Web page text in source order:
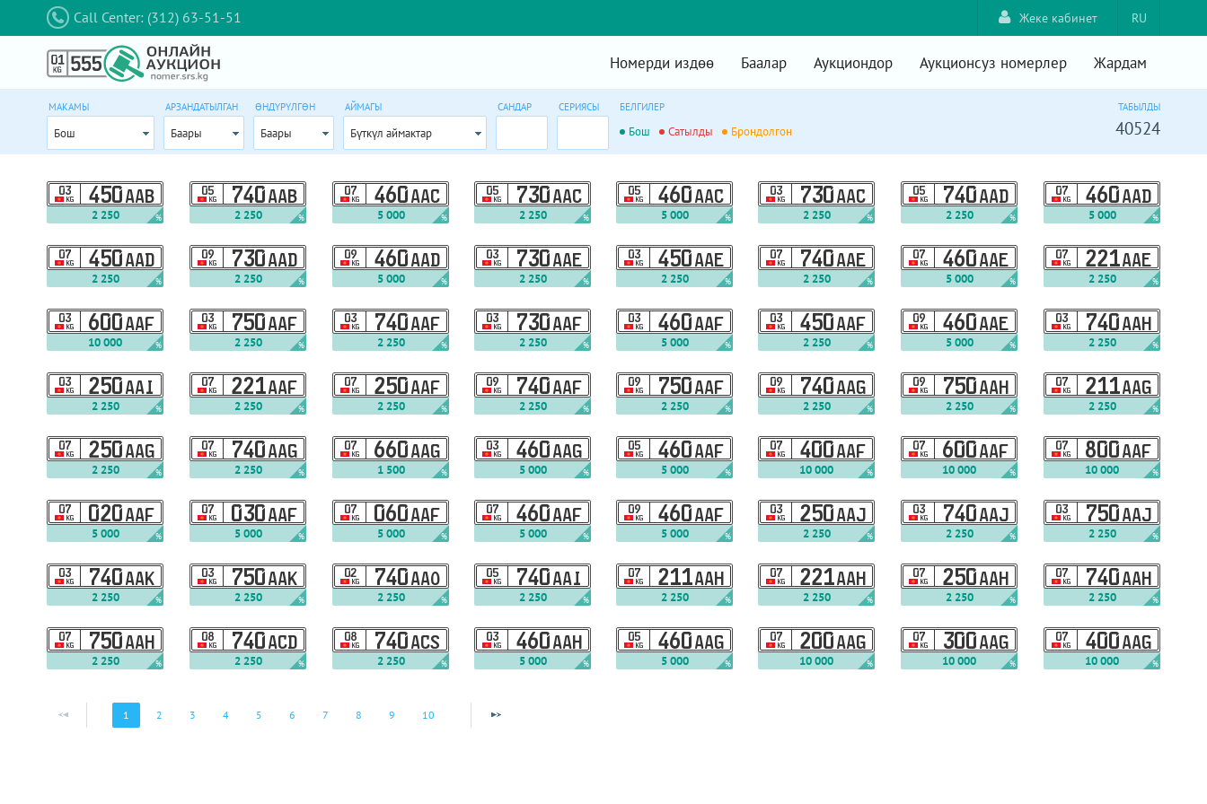
Call Center: (312) 63-51-51 RU
Жеке кабинет
Номерди издөө Баалар Аукциондор Аукционсуз номерлер Жардам
МАКАМЫ
Бош
АРЗАНДАТЫЛГАН
Баары
ӨНДҮРҮЛГӨН
Баары
АЙМАГЫ
Бүткүл аймактар
САНДАР СЕРИЯСЫ БЕЛГИЛЕР
Бош Сатылды Брондолгон
ТАБЫЛДЫ
40524
%
03
KG 450 AAB
2 250
%
05
KG 740 AAB
2 250
%
07
KG 460 AAC
5 000
%
05
KG 730 AAC
2 250
%
05
KG 460 AAC
5 000
%
03
KG 730 AAC
2 250
%
05
KG 740 AAD
2 250
%
07
KG 460 AAD
5 000
%
07
KG 450 AAD
2 250
%
09
KG 730 AAD
2 250
%
09
KG 460 AAD
5 000
%
03
KG 730 AAE
2 250
%
03
KG 450 AAE
2 250
%
07
KG 740 AAE
2 250
%
07
KG 460 AAE
5 000
%
07
KG 221 AAE
2 250
%
03
KG 600 AAF
10 000
%
03
KG 750 AAF
2 250
%
03
KG 740 AAF
2 250
%
03
KG 730 AAF
2 250
%
03
KG 460 AAF
5 000
%
03
KG 450 AAF
2 250
%
09
KG 460 AAE
5 000
%
03
KG 740 AAH
2 250
%
03
KG 250 AAI
2 250
%
07
KG 221 AAF
2 250
%
07
KG 250 AAF
2 250
%
09
KG 740 AAF
2 250
%
09
KG 750 AAF
2 250
%
09
KG 740 AAG
2 250
%
09
KG 750 AAH
2 250
%
07
KG 211 AAG
2 250
%
07
KG 250 AAG
2 250
%
07
KG 740 AAG
2 250
%
07
KG 660 AAG
1 500
%
03
KG 460 AAG
5 000
%
05
KG 460 AAF
5 000
%
07
KG 400 AAF
10 000
%
07
KG 600 AAF
10 000
%
07
KG 800 AAF
10 000
%
07
KG 020 AAF
5 000
%
07
KG 030 AAF
5 000
%
07
KG 060 AAF
5 000
%
07
KG 460 AAF
5 000
%
09
KG 460 AAF
5 000
%
03
KG 250 AAJ
2 250
%
03
KG 740 AAJ
2 250
%
03
KG 750 AAJ
2 250
%
03
KG 740 AAK
2 250
%
03
KG 750 AAK
2 250
%
02
KG 740 AAO
2 250
%
05
KG 740 AAI
2 250
%
07
KG 211 AAH
2 250
%
07
KG 221 AAH
2 250
%
07
KG 250 AAH
2 250
%
07
KG 740 AAH
2 250
%
07
KG 750 AAH
2 250
%
08
KG 740 ACD
2 250
%
08
KG 740 ACS
2 250
%
03
KG 460 AAH
5 000
%
05
KG 460 AAG
5 000
%
07
KG 200 AAG
10 000
%
07
KG 300 AAG
10 000
%
07
KG 400 AAG
10 000
1 2 3 4 5 6 7 8 9 10